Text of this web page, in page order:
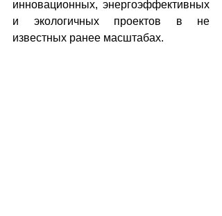
инновационных, энергоэффективных
и экологичных проектов в не
известных ранее масштабах.